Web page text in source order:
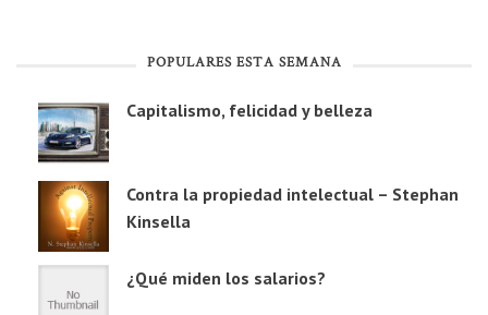
POPULARES ESTA SEMANA
Capitalismo, felicidad y belleza
Contra la propiedad intelectual – Stephan
Kinsella
¿Qué miden los salarios?